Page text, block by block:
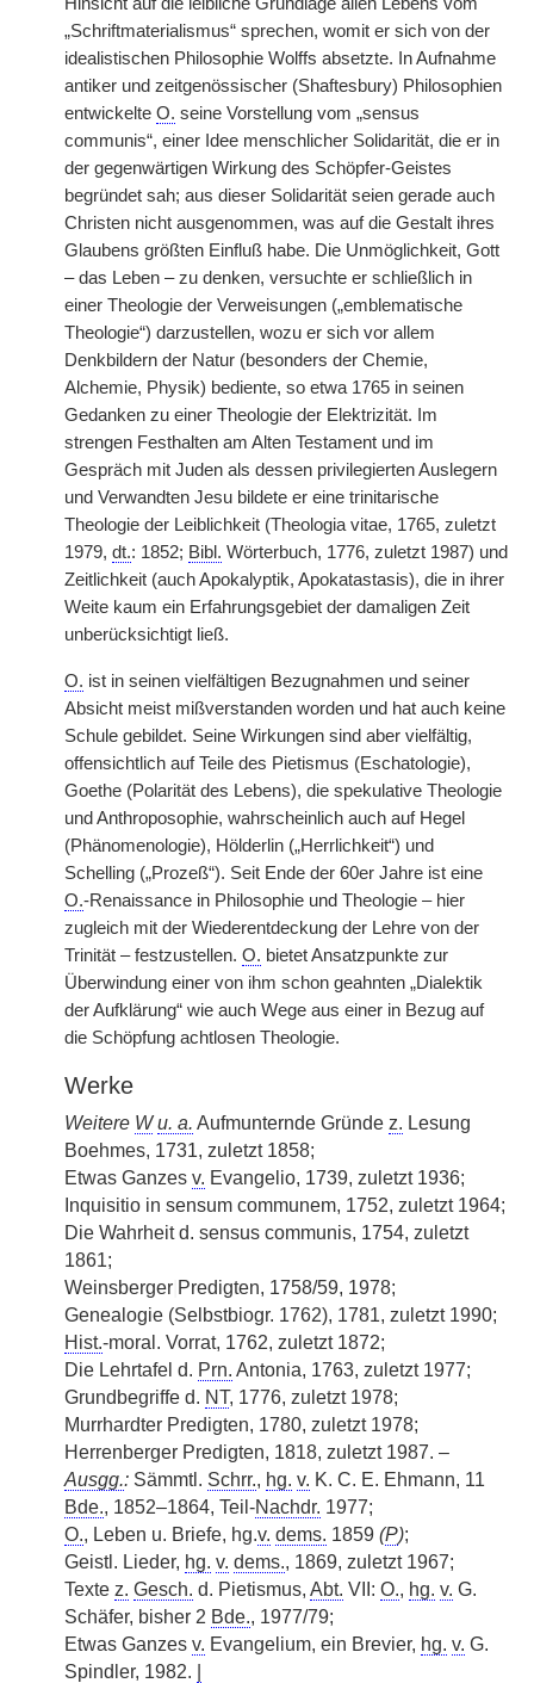
„Schriftmaterialismus“ sprechen, womit er sich von der
idealistischen Philosophie Wolffs absetzte. In Aufnahme
antiker und zeitgenössischer (Shaftesbury) Philosophien
entwickelte O. seine Vorstellung vom „sensus
communis“, einer Idee menschlicher Solidarität, die er in
der gegenwärtigen Wirkung des Schöpfer-Geistes
begründet sah; aus dieser Solidarität seien gerade auch
Christen nicht ausgenommen, was auf die Gestalt ihres
Glaubens größten Einfluß habe. Die Unmöglichkeit, Gott
– das Leben – zu denken, versuchte er schließlich in
einer Theologie der Verweisungen („emblematische
Theologie“) darzustellen, wozu er sich vor allem
Denkbildern der Natur (besonders der Chemie,
Alchemie, Physik) bediente, so etwa 1765 in seinen
Gedanken zu einer Theologie der Elektrizität. Im
strengen Festhalten am Alten Testament und im
Gespräch mit Juden als dessen privilegierten Auslegern
und Verwandten Jesu bildete er eine trinitarische
Theologie der Leiblichkeit (Theologia vitae, 1765, zuletzt
1979, dt.: 1852; Bibl. Wörterbuch, 1776, zuletzt 1987) und
Zeitlichkeit (auch Apokalyptik, Apokatastasis), die in ihrer
Weite kaum ein Erfahrungsgebiet der damaligen Zeit
unberücksichtigt ließ.
O. ist in seinen vielfältigen Bezugnahmen und seiner
Absicht meist mißverstanden worden und hat auch keine
Schule gebildet. Seine Wirkungen sind aber vielfältig,
offensichtlich auf Teile des Pietismus (Eschatologie),
Goethe (Polarität des Lebens), die spekulative Theologie
und Anthroposophie, wahrscheinlich auch auf Hegel
(Phänomenologie), Hölderlin („Herrlichkeit“) und
Schelling („Prozeß“). Seit Ende der 60er Jahre ist eine
O.-Renaissance in Philosophie und Theologie – hier
zugleich mit der Wiederentdeckung der Lehre von der
Trinität – festzustellen. O. bietet Ansatzpunkte zur
Überwindung einer von ihm schon geahnten „Dialektik
der Aufklärung“ wie auch Wege aus einer in Bezug auf
die Schöpfung achtlosen Theologie.
Werke
Weitere W u. a. Aufmunternde Gründe z. Lesung
Boehmes, 1731, zuletzt 1858;
Etwas Ganzes v. Evangelio, 1739, zuletzt 1936;
Inquisitio in sensum communem, 1752, zuletzt 1964;
Die Wahrheit d. sensus communis, 1754, zuletzt
1861;
Weinsberger Predigten, 1758/59, 1978;
Genealogie (Selbstbiogr. 1762), 1781, zuletzt 1990;
Hist.-moral. Vorrat, 1762, zuletzt 1872;
Die Lehrtafel d. Prn. Antonia, 1763, zuletzt 1977;
Grundbegriffe d. NT, 1776, zuletzt 1978;
Murrhardter Predigten, 1780, zuletzt 1978;
Herrenberger Predigten, 1818, zuletzt 1987. –
Ausgg.: Sämmtl. Schrr., hg. v. K. C. E. Ehmann, 11
Bde., 1852–1864, Teil-Nachdr. 1977;
O., Leben u. Briefe, hg.v. dems. 1859 (P);
Geistl. Lieder, hg. v. dems., 1869, zuletzt 1967;
Texte z. Gesch. d. Pietismus, Abt. VII: O., hg. v. G.
Schäfer, bisher 2 Bde., 1977/79;
Etwas Ganzes v. Evangelium, ein Brevier, hg. v. G.
Spindler, 1982.